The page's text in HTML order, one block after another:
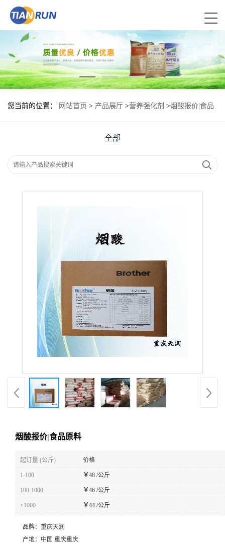
您当前的位置： 网站首页 > 产品展厅 >营养强化剂 >烟酸报价|食品
全部
烟酸报价|食品原料
起订量 (公斤) 价格
1-100 ￥48 /公斤
100-1000 ￥46 /公斤
≥1000 ￥44 /公斤
品牌： 重庆天润
产地： 中国 重庆重庆